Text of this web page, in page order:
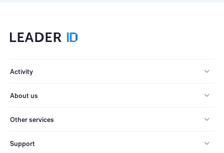
Activity
About us
Other services
Support